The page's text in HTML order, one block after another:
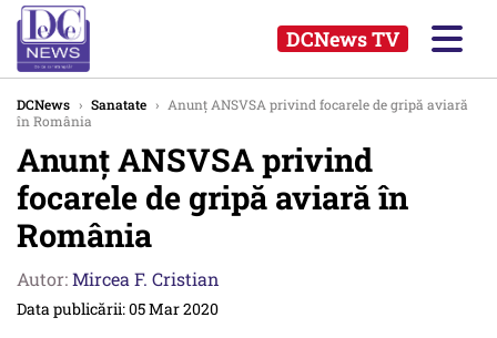
DCNews TV
DCNews › Sanatate › Anunț ANSVSA privind focarele de gripă aviară
în România
Anunț ANSVSA privind
focarele de gripă aviară în
România
Autor:Mircea F. Cristian
Data publicării: 05 Mar 2020